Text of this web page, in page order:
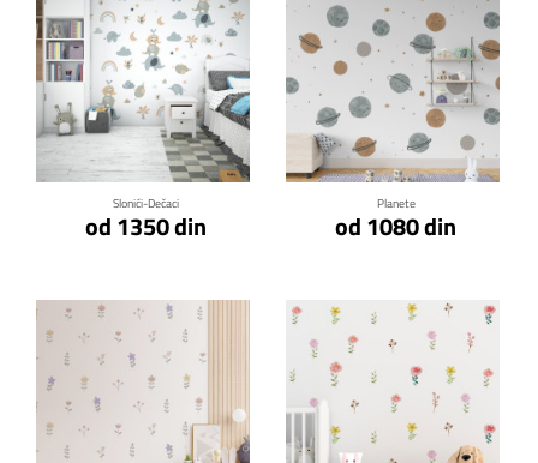
Slonići-Dečaci
od 1350 din
Klikni za detalje
Planete
od 1080 din
Klikni za detalje
Klikni za detalje Klikni za detalje